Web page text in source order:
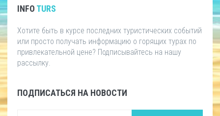
INFO TURS
Хотите быть в курсе последних туристических событий
или просто получать информацию о горящих турах по
привлекательной цене? Подписывайтесь на нашу
рассылку.
ПОДПИСАТЬСЯ НА НОВОСТИ